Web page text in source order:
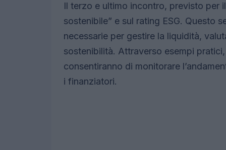
Il terzo e ultimo incontro, previsto per
sostenibile” e sul rating ESG. Questo
necessarie per gestire la liquidità,
sostenibilità. Attraverso esempi
consentiranno di monitorare
i finanziatori.